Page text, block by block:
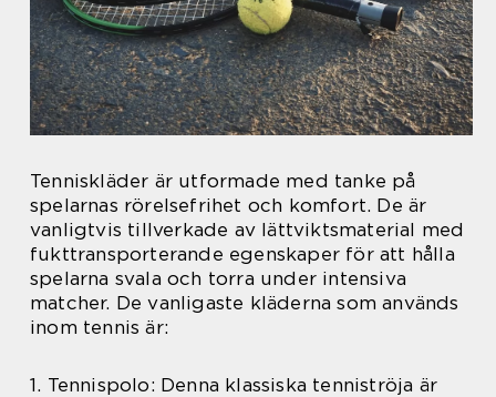
Tenniskläder är utformade med tanke på
spelarnas rörelsefrihet och komfort. De är
vanligtvis tillverkade av lättviktsmaterial med
fukttransporterande egenskaper för att hålla
spelarna svala och torra under intensiva
matcher. De vanligaste kläderna som används
inom tennis är:
1. Tennispolo: Denna klassiska tenniströja är